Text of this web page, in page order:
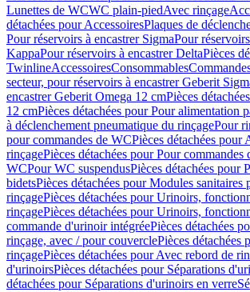
Lunettes de WCWC plain-piedAvec rinçage
détachées pour AccessoiresPlaques de
Pour réservoirs à encastrer SigmaPour
KappaPour réservoirs à encastrer DeltaPièces
TwinlineAccessoiresConsommables
secteur, pour réservoirs à encastrer Geberit
encastrer Geberit Omega 12 cmPièces
12 cmPièces détachées pour Pour alimentation
à déclenchement pneumatique du rinçagePour
pour commandes de WCPièces détachées pour
rinçagePièces détachées pour Pour
WCPour WC suspendusPièces détachées pour
bidetsPièces détachées pour Modules sanitaires
rinçagePièces détachées pour Urinoirs,
rinçagePièces détachées pour Urinoirs,
commande d'urinoir intégréePièces détachées
rinçage, avec / pour couverclePièces
rinçagePièces détachées pour Avec rebord de
d'urinoirsPièces détachées pour Séparations
détachées pour Séparations d'urinoirs en verre